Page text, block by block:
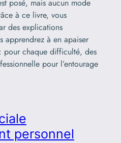
posé, mais aucun mode
à ce livre, vous
des explications
apprendrez à en apaiser
pour chaque difficulté, des
pour l’entourage
personnel